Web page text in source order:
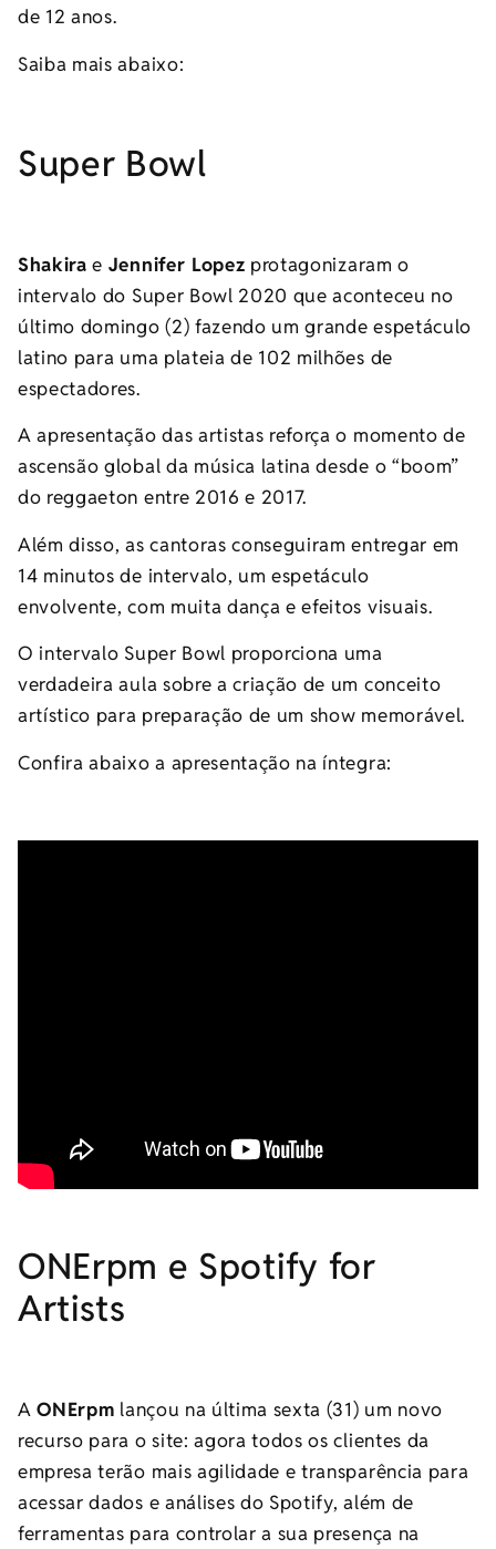
de 12 anos.
Saiba mais abaixo:
Super Bowl
Shakira e Jennifer Lopez protagonizaram o
intervalo do Super Bowl 2020 que aconteceu no
último domingo (2) fazendo um grande espetáculo
latino para uma plateia de 102 milhões de
espectadores.
A apresentação das artistas reforça o momento de
ascensão global da música latina desde o “boom”
do reggaeton entre 2016 e 2017.
Além disso, as cantoras conseguiram entregar em
14 minutos de intervalo, um espetáculo
envolvente, com muita dança e efeitos visuais.
O intervalo Super Bowl proporciona uma
verdadeira aula sobre a criação de um conceito
artístico para preparação de um show memorável.
Confira abaixo a apresentação na íntegra:
ONErpm e Spotify for
Artists
AONErpm lançou na última sexta (31) um novo
recurso para o site: agora todos os clientes da
empresa terão mais agilidade e transparência para
acessar dados e análises do Spotify, além de
ferramentas para controlar a sua presença na